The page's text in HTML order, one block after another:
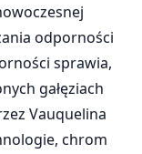
odporności
sprawia,
gałęziach
Vauquelina
chrom